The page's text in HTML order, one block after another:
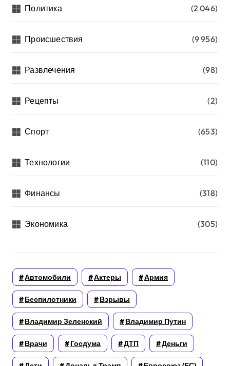
Политика (2 046)
Происшествия (9 956)
Развлечения (98)
Рецепты (2)
Спорт (653)
Технологии (110)
Финансы (318)
Экономика (305)
Автомобили Актеры Армия
Беспилотники Взрывы
Владимир Зеленский Владимир Путин
Врачи Госдума ДТП Деньги